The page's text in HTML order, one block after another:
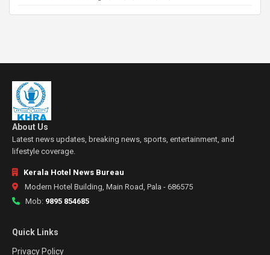
About Us
Latest news updates, breaking news, sports, entertainment, and
lifestyle coverage.
Kerala Hotel News Bureau
Modern Hotel Building, Main Road, Pala - 686575
Mob: 9895 854685
Quick Links
Privacy Policy